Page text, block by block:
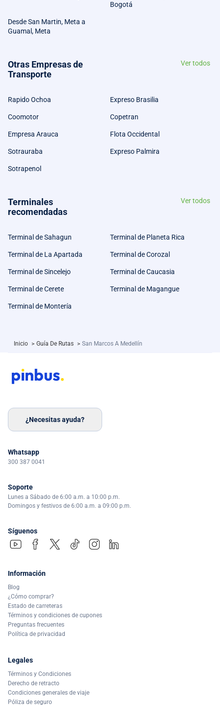
Bogotá
Desde San Martin, Meta a
Guamal, Meta
Otras Empresas de
Transporte
Ver todos
Rapido Ochoa Expreso Brasilia
Coomotor Copetran
Empresa Arauca Flota Occidental
Sotrauraba Expreso Palmira
Sotrapenol
Terminales
recomendadas
Ver todos
Terminal de Sahagun Terminal de Planeta Rica
Terminal de La Apartada Terminal de Corozal
Terminal de Sincelejo Terminal de Caucasia
Terminal de Cerete Terminal de Magangue
Terminal de Montería
Inicio > Guía De Rutas > San Marcos A Medellín
¿Necesitas ayuda?
Whatsapp
300 387 0041
Soporte
Lunes a Sábado de 6:00 a.m. a 10:00 p.m.
Domingos y festivos de 6:00 a.m. a 09:00 p.m.
Síguenos
Información
Blog
¿Cómo comprar?
Estado de carreteras
Términos y condiciones de cupones
Preguntas frecuentes
Política de privacidad
Legales
Términos y Condiciones
Derecho de retracto
Condiciones generales de viaje
Póliza de seguro